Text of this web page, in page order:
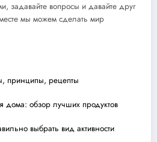
задавайте вопросы и давайте друг
мы можем сделать мир
принципы, рецепты
дома: обзор лучших продуктов
выбрать вид активности